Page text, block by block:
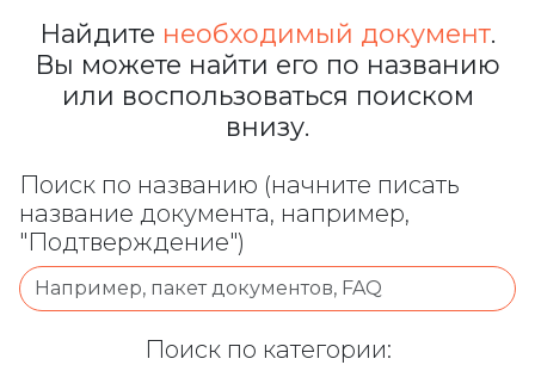
Найдите необходимый документ.
Вы можете найти его по названию
или воспользоваться поиском
внизу.
Поиск по названию (начните писать
название документа, например,
"Подтверждение")
Поиск по категории: